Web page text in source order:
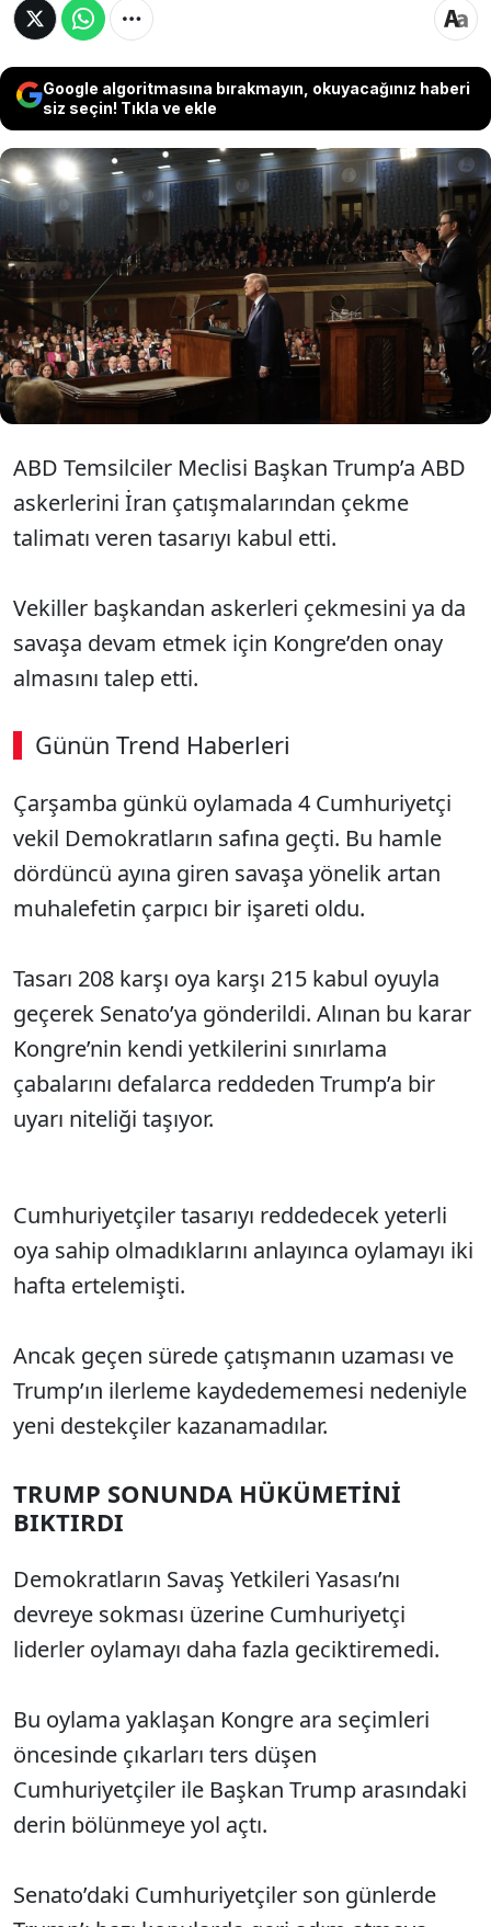
Google algoritmasına bırakmayın, okuyacağınız haberi
siz seçin! Tıkla ve ekle
ABD Temsilciler Meclisi, Başkan Trump’ın
askerleri İran’dan çekmesini veya savaş için
Kongre’den onay almasını içeren tasarıyı kabul
etti. Bazı Cumhuriyetçilerin de desteklediği
karar, Senato’ya gönderilirken dördüncü ayına
giren savaşa karşı artan muhalefeti gösterdi.
ABD Temsilciler Meclisi Başkan Trump’a ABD
askerlerini İran çatışmalarından çekme
talimatı veren tasarıyı kabul etti.
Vekiller başkandan askerleri çekmesini ya da
savaşa devam etmek için Kongre’den onay
almasını talep etti.
Günün Trend Haberleri
Çarşamba günkü oylamada 4 Cumhuriyetçi
vekil Demokratların safına geçti. Bu hamle
dördüncü ayına giren savaşa yönelik artan
muhalefetin çarpıcı bir işareti oldu.
Tasarı 208 karşı oya karşı 215 kabul oyuyla
geçerek Senato’ya gönderildi. Alınan bu karar
Kongre’nin kendi yetkilerini sınırlama
çabalarını defalarca reddeden Trump’a bir
uyarı niteliği taşıyor.
Cumhuriyetçiler tasarıyı reddedecek yeterli
oya sahip olmadıklarını anlayınca oylamayı iki
hafta ertelemişti.
Ancak geçen sürede çatışmanın uzaması ve
Trump’ın ilerleme kaydedememesi nedeniyle
yeni destekçiler kazanamadılar.
TRUMP SONUNDA HÜKÜMETİNİ
BIKTIRDI
Demokratların Savaş Yetkileri Yasası’nı
devreye sokması üzerine Cumhuriyetçi
liderler oylamayı daha fazla geciktiremedi.
Bu oylama yaklaşan Kongre ara seçimleri
öncesinde çıkarları ters düşen
Cumhuriyetçiler ile Başkan Trump arasındaki
derin bölünmeye yol açtı.
Senato’daki Cumhuriyetçiler son günlerde